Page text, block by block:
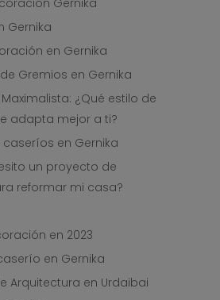
Gernika
en Gernika
Gremios en Gernika
¿Qué estilo de
adapta mejor a ti?
en Gernika
un proyecto de
reformar mi casa?
en 2023
en Gernika
Arquitectura en Urdaibai